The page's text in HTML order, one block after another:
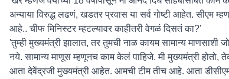
अन्याया विरुद्ध लढणं, खडतर प्रवास या सर्व गोष्टी आहेत. सीएम
आहे.. चीफ मिनिस्टर म्हटल्यावर काहीतरी वेगळं दिसतं का?'
'तुम्ही मुख्यमंत्री झालात, तर तुमची नाळ कायम सामान्य माणसाशी
नये. सामान्य माणूस म्हणूनच काम केलं पाहिजे. मी मुख्यमंत्री होतो,
आता देवेंद्रजी मुख्यमंत्री आहेत. आमची टीम तीच आहे. आता